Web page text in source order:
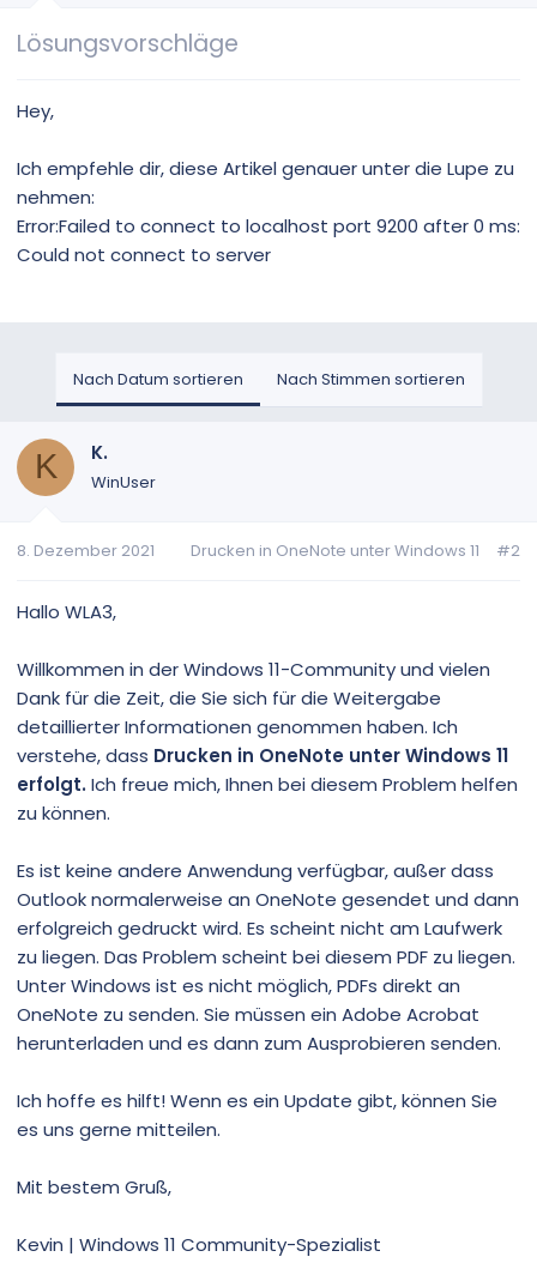
Lösungsvorschläge
Hey,
Ich empfehle dir, diese Artikel genauer unter die Lupe zu
nehmen:
Error:Failed to connect to localhost port 9200 after 0 ms:
Could not connect to server
Nach Datum sortieren Nach Stimmen sortieren
K K.
WinUser
8. Dezember 2021 Drucken in OneNote unter Windows 11 #2
Hallo WLA3,
Willkommen in der Windows 11-Community und vielen
Dank für die Zeit, die Sie sich für die Weitergabe
detaillierter Informationen genommen haben. Ich
verstehe, dass Drucken in OneNote unter Windows 11
erfolgt.Ich freue mich, Ihnen bei diesem Problem helfen
zu können.
Es ist keine andere Anwendung verfügbar, außer dass
Outlook normalerweise an OneNote gesendet und dann
erfolgreich gedruckt wird. Es scheint nicht am Laufwerk
zu liegen. Das Problem scheint bei diesem PDF zu liegen.
Unter Windows ist es nicht möglich, PDFs direkt an
OneNote zu senden. Sie müssen ein Adobe Acrobat
herunterladen und es dann zum Ausprobieren senden.
Ich hoffe es hilft! Wenn es ein Update gibt, können Sie
es uns gerne mitteilen.
Mit bestem Gruß,
Kevin | Windows 11 Community-Spezialist